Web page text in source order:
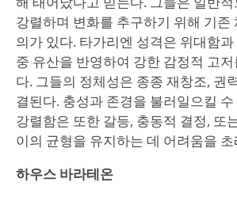
강렬하며 변화를 추구하기 위해 기존
의가 있다. 타가리엔 성격은 위대함
중 유산을 반영하여 강한 감정적 고
다. 그들의 정체성은 종종 재창조, 권
결된다. 충성과 존경을 불러일으킬
강렬함은 또한 갈등, 충동적 결정, 또
이의 균형을 유지하는 데 어려움을
하우스 바라테온